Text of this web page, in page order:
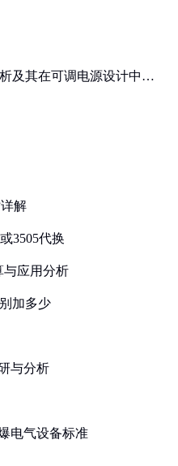
及其在可调电源设计中的
解
3505代换
与应用分析
加多少
与分析
电气设备标准